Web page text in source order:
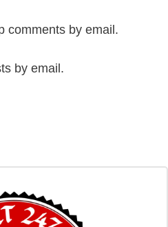
comments by email.
by email.